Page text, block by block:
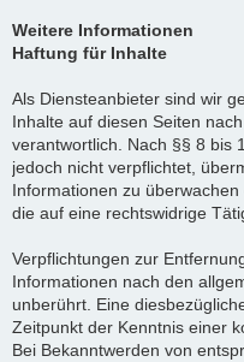
Weitere Informationen
Haftung für Inhalte
Als Diensteanbieter sind wir
Inhalte auf diesen Seiten
verantwortlich. Nach §§ 8 bis
jedoch nicht verpflichtet,
Informationen zu
die auf eine rechtswidrige
Verpflichtungen zur
Informationen nach den
unberührt. Eine
Zeitpunkt der Kenntnis einer
Bei Bekanntwerden von